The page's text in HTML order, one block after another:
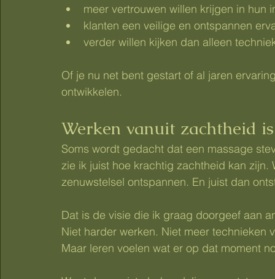
meer vertrouwen willen krijgen in hun
klanten een veilige en ontspannen
verder willen kijken dan alleen
Of je nu net bent gestart of al jaren
ontwikkelen.
Werken vanuit zachtheid
Soms wordt gedacht dat een massage
zie ik juist hoe krachtig zachtheid kan
zenuwstelsel ontspannen. En juist dan
Dat is de visie die ik graag doorgeef aan
Niet harder werken. Niet meer technieken
Maar leren voelen wat er op dat moment